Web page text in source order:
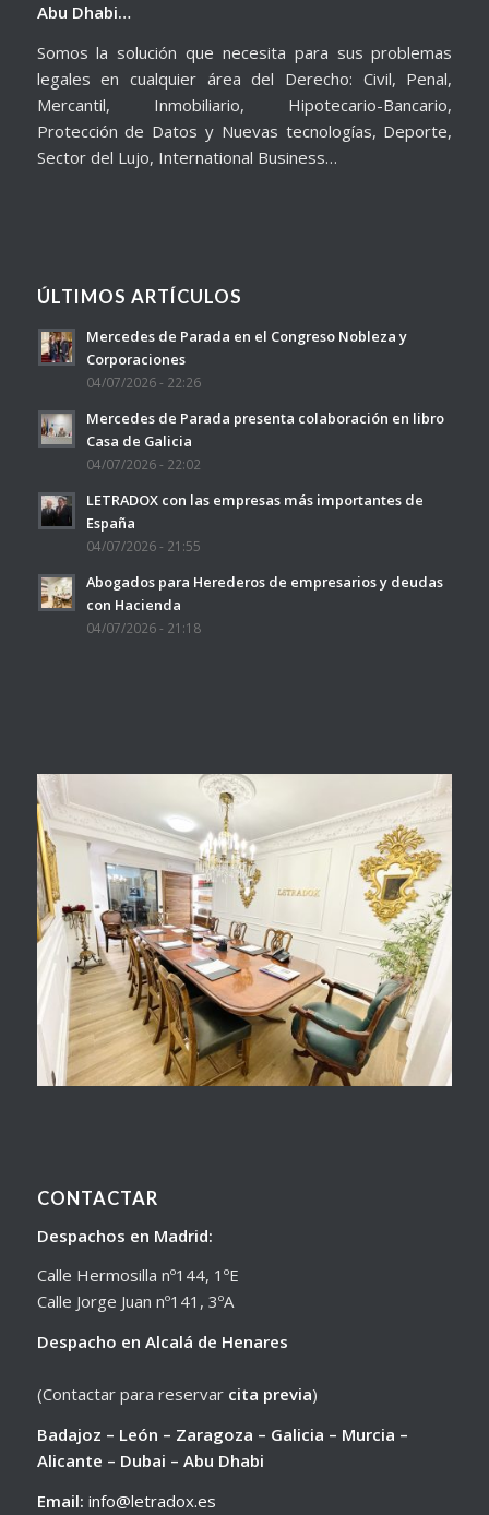
Abu Dhabi…
Somos la solución que necesita para sus problemas
legales en cualquier área del Derecho: Civil, Penal,
Mercantil, Inmobiliario, Hipotecario-Bancario,
Protección de Datos y Nuevas tecnologías, Deporte,
Sector del Lujo, International Business…
ÚLTIMOS ARTÍCULOS
Mercedes de Parada en el Congreso Nobleza y
Corporaciones
04/07/2026 - 22:26
Mercedes de Parada presenta colaboración en libro
Casa de Galicia
04/07/2026 - 22:02
LETRADOX con las empresas más importantes de
España
04/07/2026 - 21:55
Abogados para Herederos de empresarios y deudas
con Hacienda
04/07/2026 - 21:18
CONTACTAR
Despachos en Madrid:
Calle Hermosilla nº144, 1ºE
Calle Jorge Juan nº141, 3ºA
Despacho en Alcalá de Henares
(Contactar para reservar cita previa)
Badajoz – León – Zaragoza – Galicia – Murcia –
Alicante – Dubai – Abu Dhabi
Email: info@letradox.es